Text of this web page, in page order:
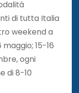
di tutta Italia
weekend a
15-16
ogni
di 8-10